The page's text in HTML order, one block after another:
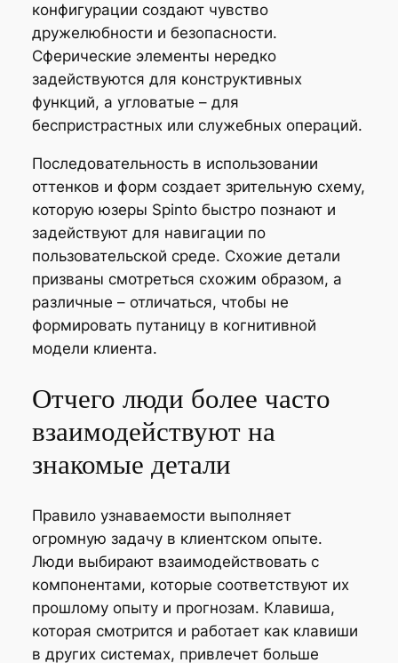
конфигурации создают чувство
дружелюбности и безопасности.
Сферические элементы нередко
задействуются для конструктивных
функций, а угловатые – для
беспристрастных или служебных операций.
Последовательность в использовании
оттенков и форм создает зрительную схему,
которую юзеры Spinto быстро познают и
задействуют для навигации по
пользовательской среде. Схожие детали
призваны смотреться схожим образом, а
различные – отличаться, чтобы не
формировать путаницу в когнитивной
модели клиента.
Отчего люди более часто
взаимодействуют на
знакомые детали
Правило узнаваемости выполняет
огромную задачу в клиентском опыте.
Люди выбирают взаимодействовать с
компонентами, которые соответствуют их
прошлому опыту и прогнозам. Клавиша,
которая смотрится и работает как клавиши
в других системах, привлечет больше